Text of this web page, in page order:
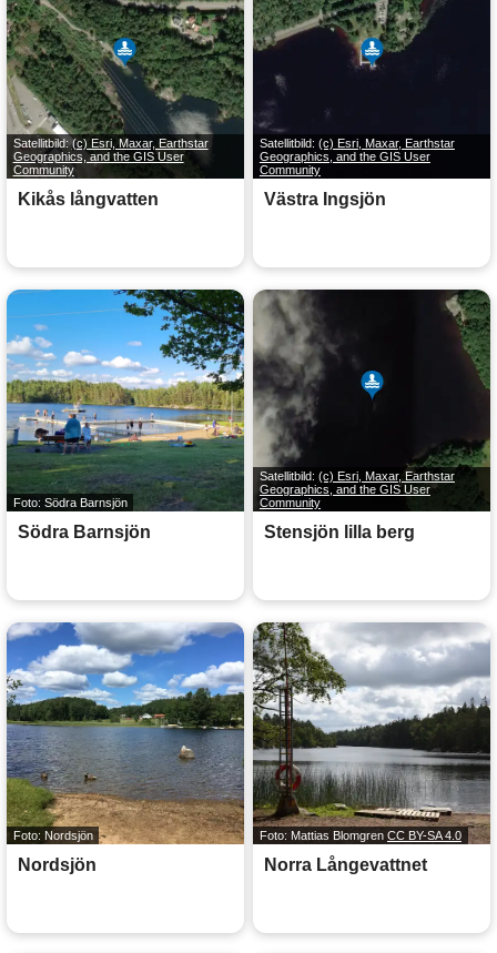
Satellitbild:(c) Esri, Maxar, Earthstar
Geographics, and the GIS User
Community
Kikås långvatten
Satellitbild: (c) Esri, Maxar, Earthstar
Geographics, and the GIS User
Community
Västra Ingsjön
Foto: Södra Barnsjön
Södra Barnsjön
Satellitbild: (c) Esri, Maxar, Earthstar
Geographics, and the GIS User
Community
Stensjön lilla berg
Foto: Nordsjön
Nordsjön
Foto: Mattias Blomgren CC BY-SA 4.0
Norra Långevattnet